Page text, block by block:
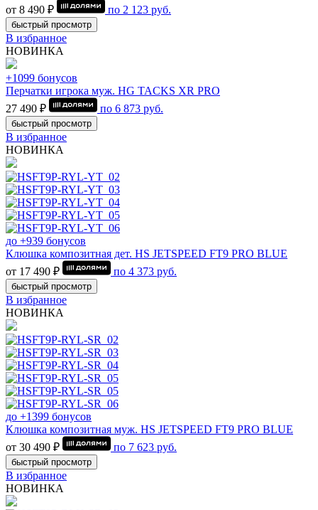
от 8 490 ₽
по 2 123 руб.
быстрый просмотр
В избранное
НОВИНКА
+1099 бонусов
Перчатки игрока муж. HG TACKS XR PRO
27 490 ₽
по 6 873 руб.
быстрый просмотр
В избранное
НОВИНКА
до +939 бонусов
Клюшка композитная дет. HS JETSPEED FT9 PRO BLUE
от 17 490 ₽
по 4 373 руб.
быстрый просмотр
В избранное
НОВИНКА
до +1399 бонусов
Клюшка композитная муж. HS JETSPEED FT9 PRO BLUE
от 30 490 ₽
по 7 623 руб.
быстрый просмотр
В избранное
НОВИНКА